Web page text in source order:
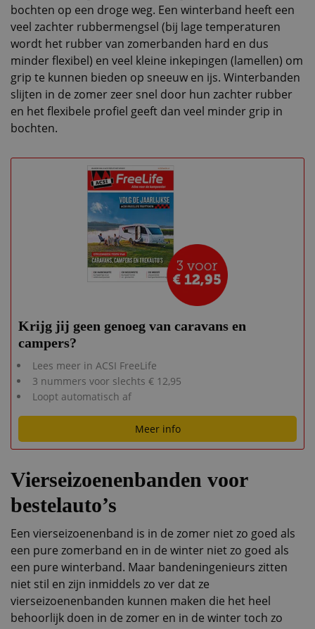
bochten op een droge weg. Een winterband heeft een
veel zachter rubbermengsel (bij lage temperaturen
wordt het rubber van zomerbanden hard en dus
minder flexibel) en veel kleine inkepingen (lamellen) om
grip te kunnen bieden op sneeuw en ijs. Winterbanden
slijten in de zomer zeer snel door hun zachter rubber
en het flexibele profiel geeft dan veel minder grip in
bochten.
Krijg jij geen genoeg van caravans en
campers?
Lees meer in ACSI FreeLife
3 nummers voor slechts € 12,95
Loopt automatisch af
Meer info
Vierseizoenenbanden voor
bestelauto’s
Een vierseizoenenband is in de zomer niet zo goed als
een pure zomerband en in de winter niet zo goed als
een pure winterband. Maar bandeningenieurs zitten
niet stil en zijn inmiddels zo ver dat ze
vierseizoenenbanden kunnen maken die het heel
behoorlijk doen in de zomer en in de winter toch zo